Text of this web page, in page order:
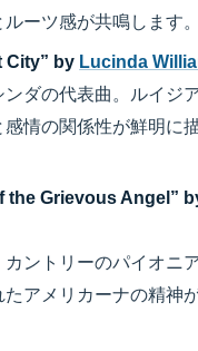
ーツ感が共鳴します。
City” by Lucinda
ンダの代表曲。ルイジ
感情の関係性が鮮明に
the Grievous Angel”
ントリーのパイオニ
アメリカーナの精神